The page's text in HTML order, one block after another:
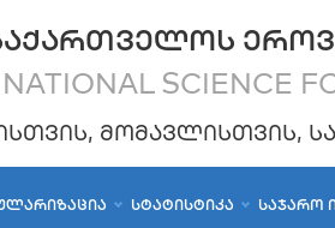
SCIENCE
ᲛᲝᲛᲐᲕᲚᲘᲡᲗᲕᲘᲡ,
ᲡᲢᲐᲢᲘᲡᲢᲘᲙᲐ ᲡᲐᲯᲐᲠᲝ